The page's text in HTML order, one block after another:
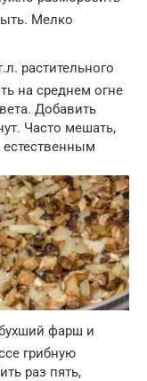
Мелко
растительного
на среднем огне
Добавить
Часто мешать,
естественным
фарш и
грибную
раз пять,